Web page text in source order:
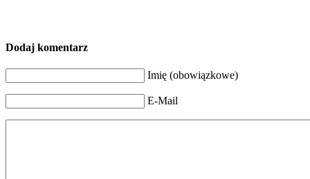
Dodaj komentarz
Imię (obowiązkowe)
E-Mail